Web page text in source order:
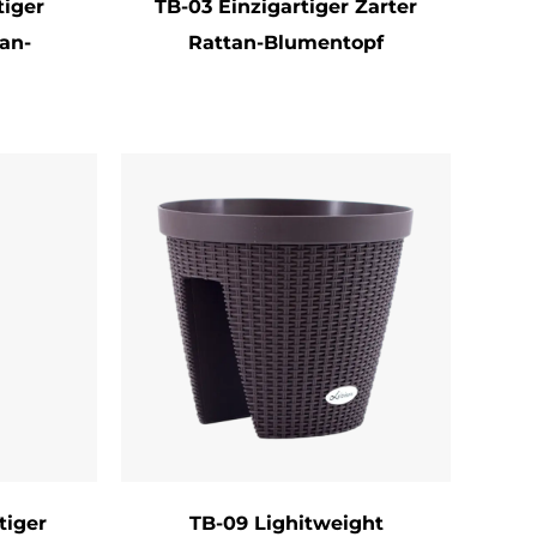
für verschiedenste
Während Indoor-Töpfe durch ein
sind die Outdoor-Varianten mit UV-
versehen, um Feuchtigkeit und mildem
Kunststoffeinsätze,
praktisch für lebende Pflanzen
Aufbewahrungslösungen für
Funktionalität mit Ästhetik.
längere Exposition gegenüber hartem
TB-03 Einzigartiger Zarter
Rattan-Blumentopf
TB-09 Lighitweight